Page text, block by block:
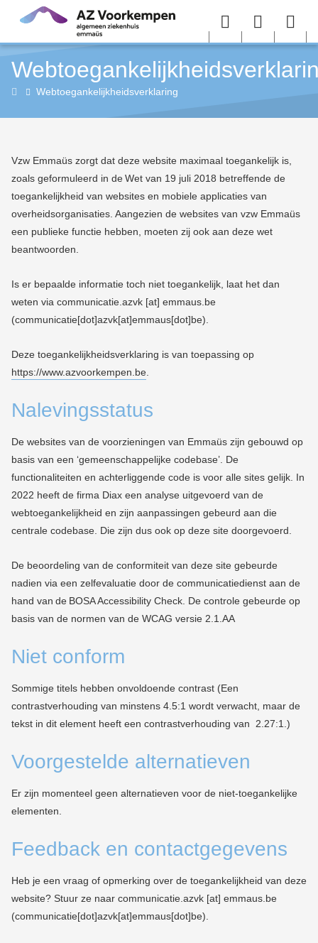
Overslaan en naar de inhoud gaan
Menu User
menu
HomeWebtoegankelijkheidsverklaring
Vzw Emmaüs zorgt dat deze website maximaal toegankelijk is,
zoals geformuleerd in de Wet van 19 juli 2018 betreffende de
toegankelijkheid van websites en mobiele applicaties van
overheidsorganisaties. Aangezien de websites van vzw Emmaüs
een publieke functie hebben, moeten zij ook aan deze wet
beantwoorden.
Is er bepaalde informatie toch niet toegankelijk, laat het dan
weten via communicatie.azvk [at] emmaus.be
(communicatie[dot]azvk[at]emmaus[dot]be)
Deze toegankelijkheidsverklaring is van toepassing op
https://www.azvoorkempen.be
Nalevingsstatus
De websites van de voorzieningen van Emmaüs zijn gebouwd op
basis van een ‘gemeenschappelijke codebase’. De
functionaliteiten en achterliggende code is voor alle sites gelijk. In
2022 heeft de firma Diax een analyse uitgevoerd van de
webtoegankelijkheid en zijn aanpassingen gebeurd aan die
centrale codebase. Die zijn dus ook op deze site doorgevoerd.
De beoordeling van de conformiteit van deze site gebeurde
nadien via een zelfevaluatie door de communicatiedienst aan de
hand van de BOSA Accessibility Check. De controle gebeurde op
basis van de normen van de WCAG versie 2.1.AA
Niet conform
Sommige titels hebben onvoldoende contrast (Een
contrastverhouding van minstens 4.5:1 wordt verwacht, maar de
tekst in dit element heeft een contrastverhouding van 2.27:1.)
Voorgestelde alternatieven
Er zijn momenteel geen alternatieven voor de niet-toegankelijke
elementen.
Feedback en contactgegevens
Heb je een vraag of opmerking over de toegankelijkheid van deze
website? Stuur ze naar communicatie.azvk [at] emmaus.be
(communicatie[dot]azvk[at]emmaus[dot]be)